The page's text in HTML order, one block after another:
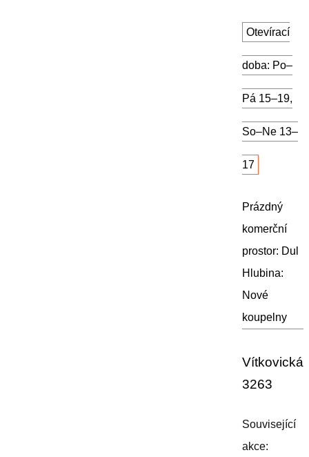
Otevírací
doba: Po–
Pá 15–19,
So–Ne 13–
17
Prázdný
komerční
prostor: Dul
Hlubina:
Nové
koupelny
Vítkovická
3263
Související
akce: